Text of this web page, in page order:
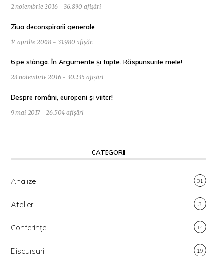
2 noiembrie 2016 - 36.890 afișări
Ziua deconspirarii generale
14 aprilie 2008 - 33.980 afișări
6 pe stânga. În Argumente și fapte. Răspunsurile mele!
28 noiembrie 2016 - 30.235 afișări
Despre români, europeni și viitor!
9 mai 2017 - 26.504 afișări
CATEGORII
Analize 31
Atelier 3
Conferințe 14
Discursuri 19